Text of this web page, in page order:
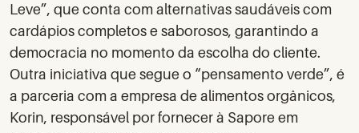
Leve”, que conta com alternativas saudáveis com
cardápios completos e saborosos, garantindo a
democracia no momento da escolha do cliente.
Outra iniciativa que segue o “pensamento verde”, é
a parceria com a empresa de alimentos orgânicos,
Korin, responsável por fornecer à Sapore em